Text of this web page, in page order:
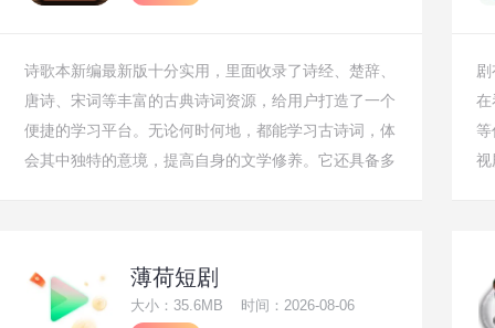
诗歌本新编最新版十分实用，里面收录了诗经、楚辞、
唐诗、宋词等丰富的古典诗词资源，给用户打造了一个
便捷的学习平台。无论何时何地，都能学习古诗词，体
会其中独特的意境，提高自身的文学修养。它还具备多
在
视
薄荷短剧
大小：35.6MB 时间：2026-08-06